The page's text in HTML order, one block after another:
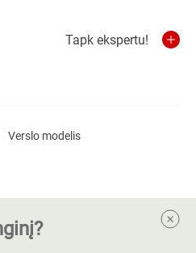
Tapk ekspertu!
Verslo modelis